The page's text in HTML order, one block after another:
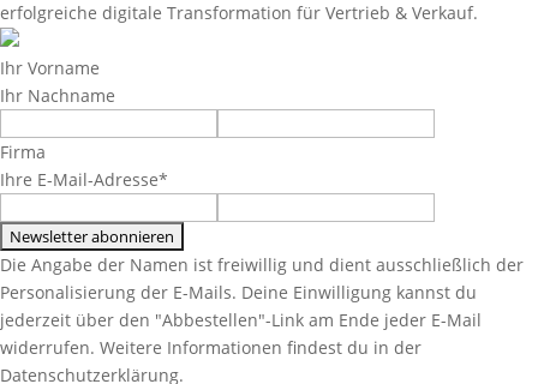
erfolgreiche digitale Transformation für Vertrieb & Verkauf.
Ihr Vorname
Ihr Nachname
Firma
Ihre E-Mail-Adresse*
Die Angabe der Namen ist freiwillig und dient ausschließlich der
Personalisierung der E-Mails. Deine Einwilligung kannst du
jederzeit über den "Abbestellen"-Link am Ende jeder E-Mail
widerrufen. Weitere Informationen findest du in der
Datenschutzerklärung.